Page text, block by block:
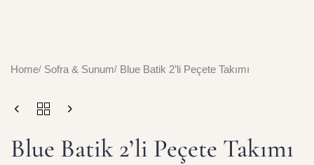
Home Sofra & Sunum Blue Batik 2’li Peçete Takımı
Blue Batik 2’li Peçete Takımı